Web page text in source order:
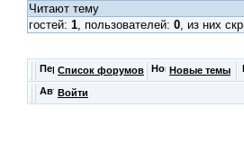
Читают тему
гостей: 1, пользователей: 0, из них
Список форумов Новые темы
Войти